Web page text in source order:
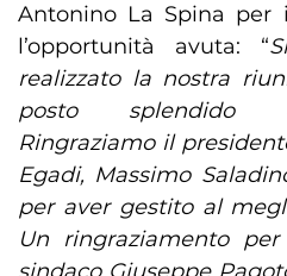
Antonino La Spina per
l’opportunità avuta: “
realizzato la nostra
posto splendido
Ringraziamo il
Egadi, Massimo
per aver gestito al
Un ringraziamento